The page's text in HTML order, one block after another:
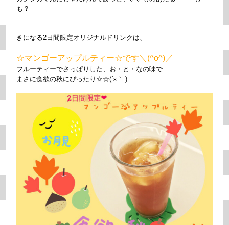
も？
きになる2日間限定オリジナルドリンクは、
☆マンゴーアップルティー☆です＼(^o^)／
フルーティーでさっぱりした、お・と・なの味で
まさに食欲の秋にぴったり☆☆(´ε｀ )